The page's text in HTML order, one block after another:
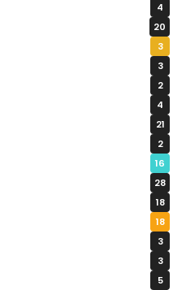
4
20
3
3
2
4
21
2
16
28
18
18
3
3
5